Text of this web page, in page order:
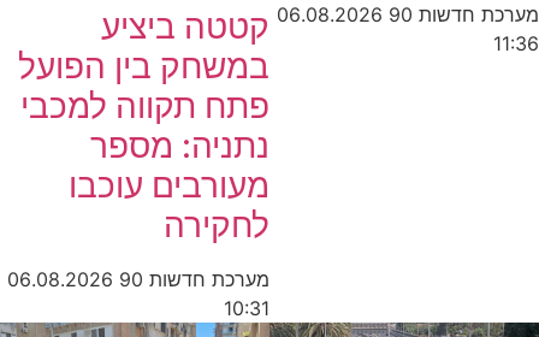
מערכת חדשות 90
06.08.2026
11:36
קטטה ביציע
במשחק בין הפועל
פתח תקווה למכבי
נתניה: מספר
מעורבים עוכבו
לחקירה
מערכת חדשות 90
06.08.2026
10:31